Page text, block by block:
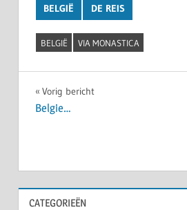
BELGIË DE REIS
BELGIË VIA MONASTICA
Bericht
navigatie
Vorig bericht
Belgie…
CATEGORIEËN